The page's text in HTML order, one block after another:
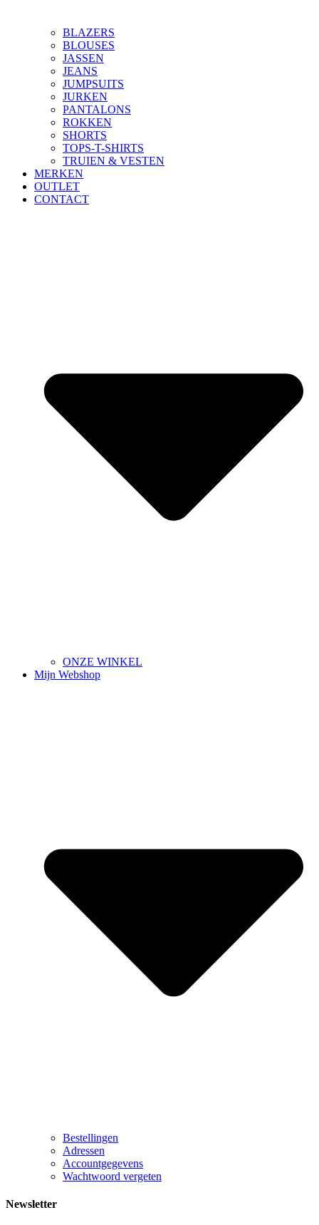
BLAZERS
BLOUSES
JASSEN
JEANS
JUMPSUITS
JURKEN
PANTALONS
ROKKEN
SHORTS
TOPS-T-SHIRTS
TRUIEN & VESTEN
MERKEN
OUTLET
CONTACT
ONZE WINKEL
Mijn Webshop
Bestellingen
Adressen
Accountgegevens
Wachtwoord vergeten
Newsletter